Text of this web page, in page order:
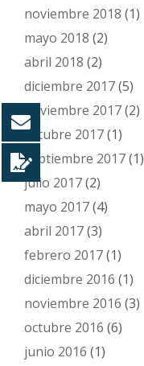
noviembre 2018 (1)
mayo 2018 (2)
abril 2018 (2)
diciembre 2017(5)
noviembre 2017(2)
octubre 2017(1)
septiembre 2017(1)
julio 2017(2)
mayo 2017(4)
abril 2017(3)
febrero 2017(1)
diciembre 2016 (1)
noviembre 2016 (3)
octubre 2016 (6)
junio 2016 (1)